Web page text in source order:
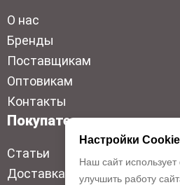
О нас
Бренды
Поставщикам
Оптовикам
Контакты
Покупателям
Статьи
Доставка
Настройки Cookie
Наш сайт
улучшить работу